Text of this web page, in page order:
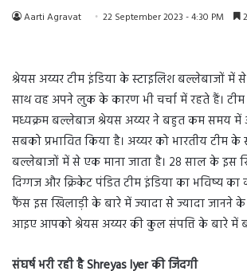
Aarti Agravat 22 September 2023 - 4:30 PM
श्रेयस अय्यर टीम इंडिया के स्टाइलिश बल्लेबाजों
साथ वह अपने लुक के कारण भी चर्चा में रहते हैं।
मध्यक्रम बल्लेबाज श्रेयस अय्यर ने बहुत कम समय में
सबको प्रभावित किया है। अय्यर को भारतीय टीम
बल्लेबाजों में से एक माना जाता है। 28 साल के इस
दिग्गज और क्रिकेट पंडित टीम इंडिया का भविष्य का
फैंस इस खिलाड़ी के बारे में ज्यादा से ज्यादा जानने
आइए आपको श्रेयस अय्यर की कुल संपत्ति के बारे में
संघर्ष भरी रही है Shreyas Iyer की जिंदगी